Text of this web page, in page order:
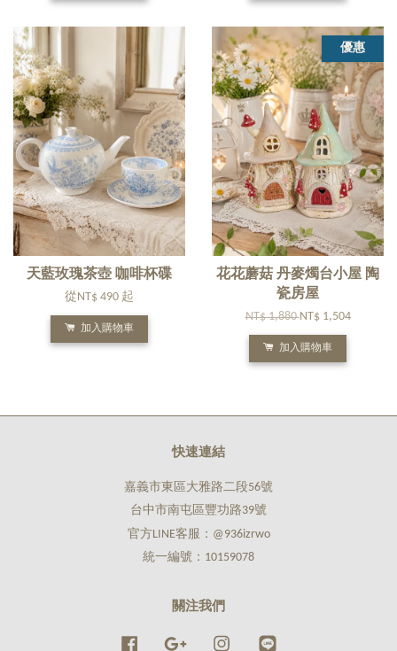
天藍玫瑰茶壺 咖啡杯碟
從 NT$ 490 起
加入購物車
優惠
花花蘑菇 丹麥燭台小屋 陶
瓷房屋
NT$ 1,880NT$ 1,504
加入購物車
快速連結
嘉義市東區大雅路二段56號
台中市南屯區豐功路39號
官方LINE客服：@936izrwo
統一編號：10159078
關注我們
Facebook Google Instagram